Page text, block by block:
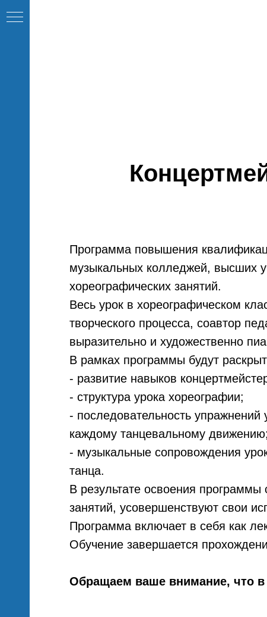
Программа повышения
музыкальных колледжей, высших
хореографических занятий.
Весь урок в хореографическом
творческого процесса, соавтор
выразительно и художественно
В рамках программы будут
- развитие навыков
- структура урока хореографии;
- последовательность упражнений
каждому танцевальному движению;
- музыкальные сопровождения
танца.
В результате освоения программы
занятий, усовершенствуют свои
Программа включает в себя как
Обучение завершается
Обращаем ваше внимание, что